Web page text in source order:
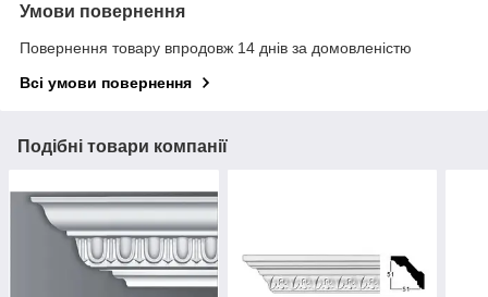
Умови повернення
Повернення товару впродовж 14 днів за домовленістю
Всі умови повернення
Подібні товари компанії